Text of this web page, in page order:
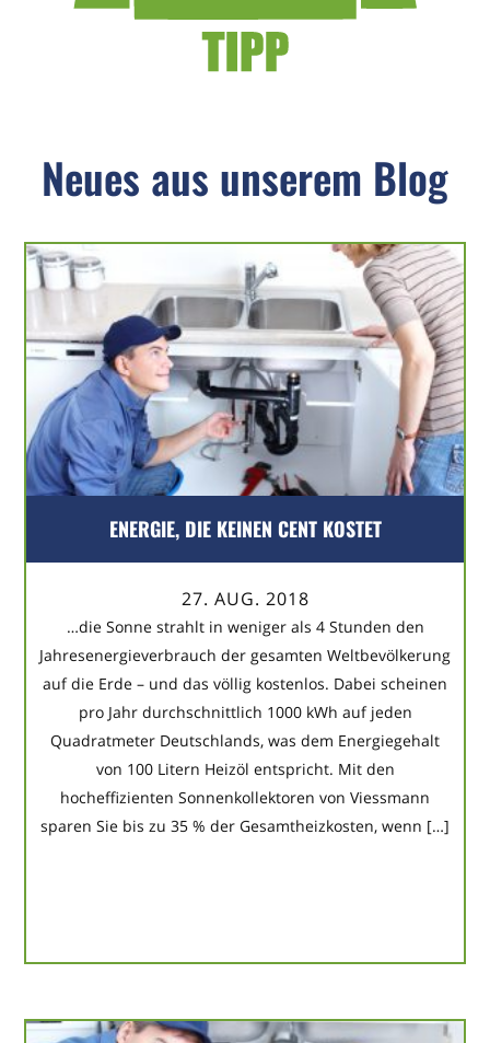
Neues aus unserem Blog
ENERGIE, DIE KEINEN CENT KOSTET
27. AUG. 2018
…die Sonne strahlt in weniger als 4 Stunden den
Jahresenergieverbrauch der gesamten Weltbevölkerung
auf die Erde – und das völlig kostenlos. Dabei scheinen
pro Jahr durchschnittlich 1000 kWh auf jeden
Quadratmeter Deutschlands, was dem Energiegehalt
von 100 Litern Heizöl entspricht. Mit den
hocheffizienten Sonnenkollektoren von Viessmann
sparen Sie bis zu 35 % der Gesamtheizkosten, wenn […]